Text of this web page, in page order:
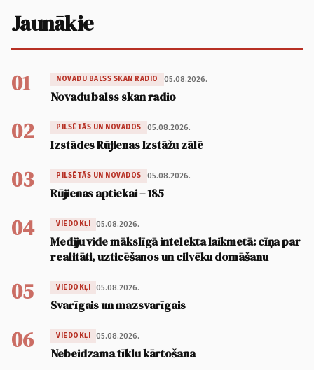
Jaunākie
01 NOVADU BALSS SKAN RADIO 05.08.2026.
Novadu balss skan radio
02 PILSĒTĀS UN NOVADOS 05.08.2026.
Izstādes Rūjienas Izstāžu zālē
03 PILSĒTĀS UN NOVADOS 05.08.2026.
Rūjienas aptiekai – 185
04 VIEDOKĻI 05.08.2026.
Mediju vide mākslīgā intelekta laikmetā: cīņa par
realitāti, uzticēšanos un cilvēku domāšanu
05 VIEDOKĻI 05.08.2026.
Svarīgais un mazsvarīgais
06 VIEDOKĻI 05.08.2026.
Nebeidzama tīklu kārtošana